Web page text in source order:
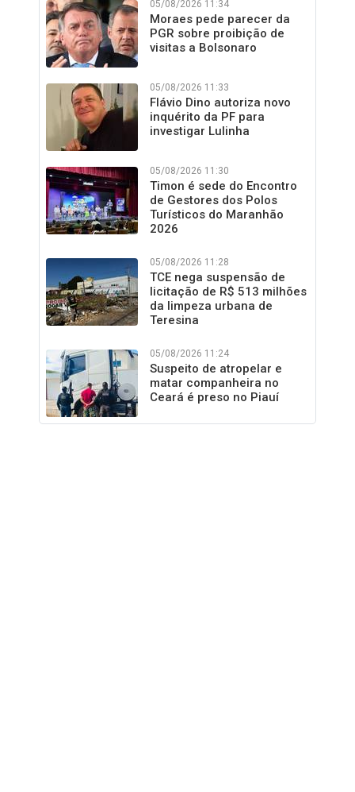
05/08/2026 11:34
Moraes pede parecer da
PGR sobre proibição de
visitas a Bolsonaro
05/08/2026 11:33
Flávio Dino autoriza novo
inquérito da PF para
investigar Lulinha
05/08/2026 11:30
Timon é sede do Encontro
de Gestores dos Polos
Turísticos do Maranhão
2026
05/08/2026 11:28
TCE nega suspensão de
licitação de R$ 513 milhões
da limpeza urbana de
Teresina
05/08/2026 11:24
Suspeito de atropelar e
matar companheira no
Ceará é preso no Piauí